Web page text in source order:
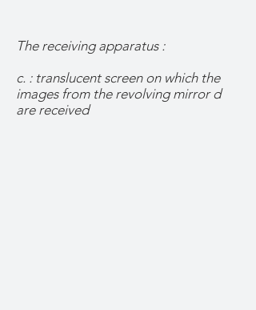
The receiving apparatus :
c. : translucent screen on which the
images from the revolving mirror d
are received